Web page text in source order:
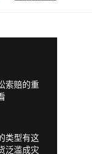
索赔的重
类型有这
泛滥成灾